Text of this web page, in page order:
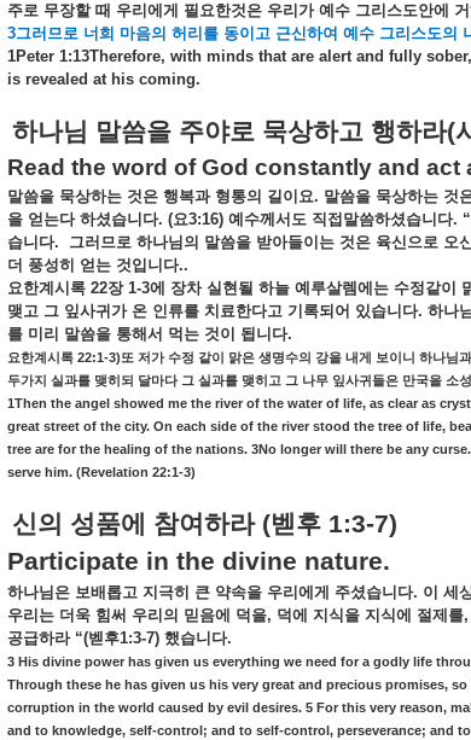
주로 무장할 때 우리에게 필요한것은 우리가 예수 그리스도안에
3그러므로 너희 마음의 허리를 동이고 근신하여 예수 그리스도의
1Peter 1:13Therefore, with minds that are alert and fully
is revealed at his coming.
하나님 말씀을 주야로 묵상하고 행하라(시
Read the word of God constantly and
말씀을 묵상하는 것은 행복과 형통의 길이요. 말씀을 묵상하는 것
을 얻는다 하셨습니다. (요3:16) 예수께서도 직접말씀하셨습니다. “
습니다. 그러므로 하나님의 말씀을 받아들이는 것은 육신으로 오
더 풍성히 얻는 것입니다..
요한계시록 22장1-3에 장차 실현될 하늘 예루살렘에는 수정같이
맺고 그 잎사귀가 온 인류를 치료한다고 기록되어 있습니다. 하나
를 미리 말씀을 통해서 먹는 것이 됩니다.
요한계시록 22:1-3)또 저가 수정 같이 맑은 생명수의 강을 내게 보이니 하나님과
두가지 실과를 맺히되 달마다 그 실과를 맺히고 그 나무 잎사귀들은 만국을 소
1Then the angel showed me the river of the water of life, as clear as
great street of the city. On each side of the river stood the tree of life,
tree are for the healing of the nations. 3No longer will there be any
serve him. (Revelation 22:1-3)
신의 성품에 참여하라(벧후 1:3-7)
Participate in the divine nature.
하나님은 보배롭고 지극히 큰 약속을 우리에게 주셨습니다. 이 세
우리는 더욱 힘써 우리의 믿음에 덕을, 덕에 지식을 지식에 절제를,
공급하라“(벧후1:3-7) 했습니다.
3 His divine power has given us everything we need for a godly life
Through these he has given us his very great and precious promises,
corruption in the world caused by evil desires. 5 For this very reason,
and to knowledge, self-control; and to self-control, perseverance; and